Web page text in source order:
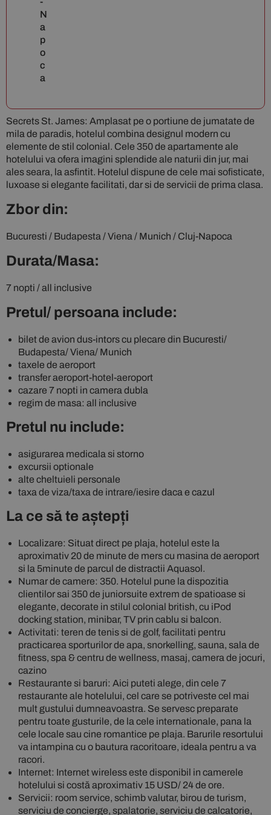
Secrets St. James: Amplasat pe o portiune de jumatate de
mila de paradis, hotelul combina designul modern cu
elemente de stil colonial. Cele 350 de apartamente ale
hotelului va ofera imagini splendide ale naturii din jur, mai
ales seara, la asfintit. Hotelul dispune de cele mai sofisticate,
luxoase si elegante facilitati, dar si de servicii de prima clasa.
Zbor din:
Bucuresti / Budapesta / Viena / Munich / Cluj-Napoca
Durata/Masa:
7 nopti / all inclusive
Pretul/ persoana include:
bilet de avion dus-intors cu plecare din Bucuresti/
Budapesta/ Viena/ Munich
taxele de aeroport
transfer aeroport-hotel-aeroport
cazare 7 nopti in camera dubla
regim de masa: all inclusive
Pretul nu include:
asigurarea medicala si storno
excursii optionale
alte cheltuieli personale
taxa de viza/taxa de intrare/iesire daca e cazul
La ce să te aștepți
Localizare: Situat direct pe plaja, hotelul este la
aproximativ 20 de minute de mers cu masina de aeroport
si la 5minute de parcul de distractii Aquasol.
Numar de camere: 350. Hotelul pune la dispozitia
clientilor sai 350 de juniorsuite extrem de spatioase si
elegante, decorate in stilul colonial british, cu iPod
docking station, minibar, TV prin cablu si balcon.
Activitati: teren de tenis si de golf, facilitati pentru
practicarea sporturilor de apa, snorkelling, sauna, sala de
fitness, spa & centru de wellness, masaj, camera de jocuri,
cazino
Restaurante si baruri: Aici puteti alege, din cele 7
restaurante ale hotelului, cel care se potriveste cel mai
mult gustului dumneavoastra. Se servesc preparate
pentru toate gusturile, de la cele internationale, pana la
cele locale sau cine romantice pe plaja. Barurile resortului
va intampina cu o bautura racoritoare, ideala pentru a va
racori.
Internet: Internet wireless este disponibil in camerele
hotelului si costă aproximativ 15 USD/ 24 de ore.
Servicii: room service, schimb valutar, birou de turism,
serviciu de concierge, spalatorie, serviciu de calcatorie,
N
a
p
o
c
a